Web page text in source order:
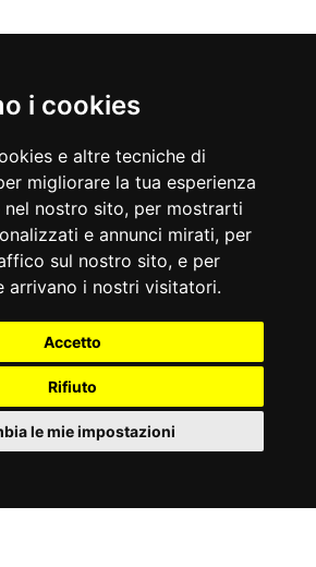
i cookies
e altre tecniche di
migliorare la tua esperienza
nel nostro sito, per mostrarti
e annunci mirati, per
sul nostro sito, e per
arrivano i nostri visitatori.
Accetto
Rifiuto
le mie impostazioni
olandese
inizia la cupola di Santa Maria del Fiore.
e quelli con cui dobbiamo combattere
la vita, ma complica la giornata.